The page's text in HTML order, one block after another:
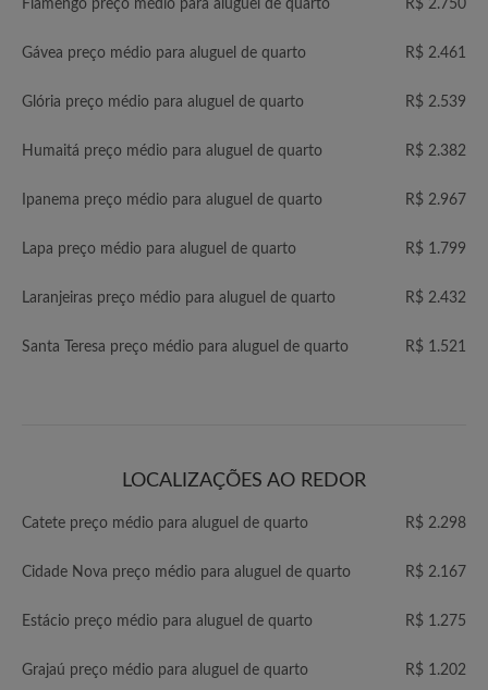
Flamengo preço médio para aluguel de quarto R$ 2.750
Gávea preço médio para aluguel de quarto R$ 2.461
Glória preço médio para aluguel de quarto R$ 2.539
Humaitá preço médio para aluguel de quarto R$ 2.382
Ipanema preço médio para aluguel de quarto R$ 2.967
Lapa preço médio para aluguel de quarto R$ 1.799
Laranjeiras preço médio para aluguel de quarto R$ 2.432
Santa Teresa preço médio para aluguel de quarto R$ 1.521
LOCALIZAÇÕES AO REDOR
Catete preço médio para aluguel de quarto R$ 2.298
Cidade Nova preço médio para aluguel de quarto R$ 2.167
Estácio preço médio para aluguel de quarto R$ 1.275
Grajaú preço médio para aluguel de quarto R$ 1.202